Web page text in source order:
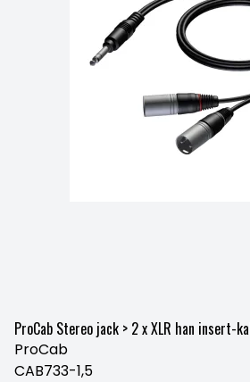
ProCab Stereo jack > 2 x XLR han insert-
ProCab
CAB733-1,5